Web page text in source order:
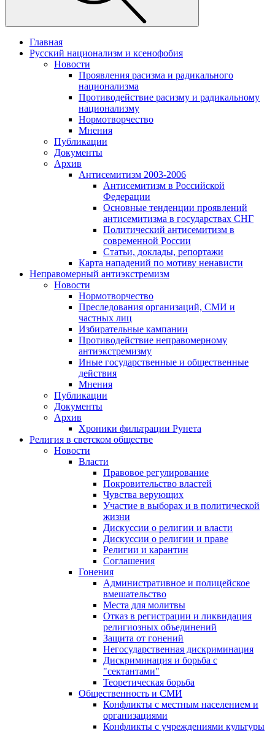
Главная
Русский национализм и ксенофобия
Новости
Проявления расизма и радикального
национализма
Противодействие расизму и радикальному
национализму
Нормотворчество
Мнения
Публикации
Документы
Архив
Антисемитизм 2003-2006
Антисемитизм в Российской
Федерации
Основные тенденции проявлений
антисемитизма в государствах СНГ
Политический антисемитизм в
современной России
Статьи, доклады, репортажи
Карта нападений по мотиву ненависти
Неправомерный антиэкстремизм
Новости
Нормотворчество
Преследования организаций, СМИ и
частных лиц
Избирательные кампании
Противодействие неправомерному
антиэкстремизму
Иные государственные и общественные
действия
Мнения
Публикации
Документы
Архив
Хроники фильтрации Рунета
Религия в светском обществе
Новости
Власти
Правовое регулирование
Покровительство властей
Чувства верующих
Участие в выборах и в политической
жизни
Дискуссии о религии и власти
Дискуссии о религии и праве
Религии и карантин
Соглашения
Гонения
Административное и полицейское
вмешательство
Места для молитвы
Отказ в регистрации и ликвидация
религиозных объединений
Защита от гонений
Негосударственная дискриминация
Дискриминация и борьба с
"сектантами"
Теоретическая борьба
Общественность и СМИ
Конфликты с местным населением и
организациями
Конфликты с учреждениями культуры